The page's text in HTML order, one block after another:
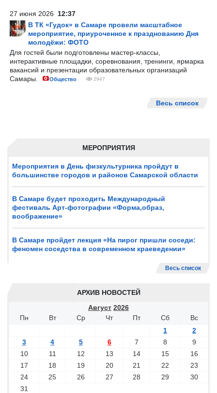
МЕРОПРИЯТИЯ
Мероприятия в День физкультурника пройдут в
большинстве городов и районов Самарской области
В Самаре будет проходить Международный
фестиваль Арт-фотографии «Форма,образ,
воображение»
В Самаре пройдет лекция «На пирог пришли соседи:
феномен соседства в современном краеведении»
Весь список
АРХИВ НОВОСТЕЙ
Август 2026
Пн
Вт Ср Чт Пт Сб
Вс
1
2
3
4 5 6 7 8
9
10
11 12 13 14 15
16
17
18 19 20 21 22
23
24
25 26 27 28 29
30
31
27 июня 2026 12:37
В ТК «Гудок» в Самаре провели масштабное
мероприятие, приуроченное к празднованию Дня
молодёжи: ФОТО
Для гостей были подготовлены мастер-классы,
интерактивные площадки, соревнования, тренинги, ярмарка
вакансий и презентации образовательных организаций
Самары.
Общество 2947
Весь список